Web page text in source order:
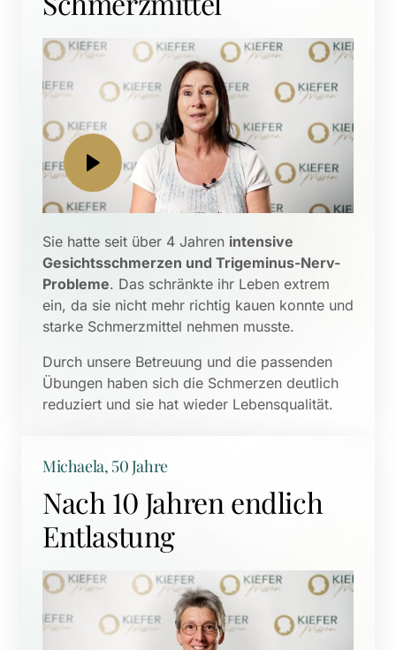
Sie hatte seit über 4 Jahren intensive
Gesichtsschmerzen und Trigeminus-Nerv-
Probleme. Das schränkte ihr Leben extrem
ein, da sie nicht mehr richtig kauen konnte und
starke Schmerzmittel nehmen musste.
Durch unsere Betreuung und die passenden
Übungen haben sich die Schmerzen deutlich
reduziert und sie hat wieder Lebensqualität.
Michaela, 50 Jahre
Nach 10 Jahren endlich
Entlastung